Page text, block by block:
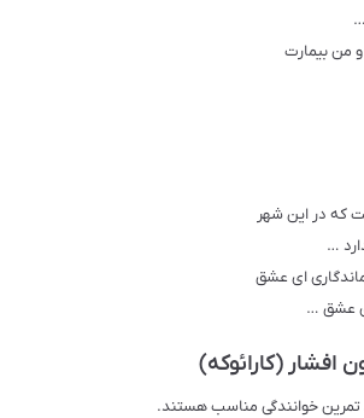
من بیمارت
که در این شهر
…
ای عشق
عشق …
افشار (کارائوکه)
تمرین خوانندگی مناسب هستند.